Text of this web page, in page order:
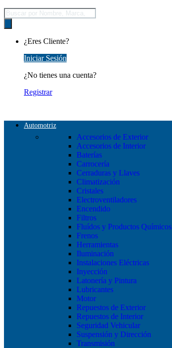
Búsqueda
de
productos
¿Eres Cliente?
Iniciar Sesión
¿No tienes una cuenta?
Registrar
Automotriz
Accesorios de Exterior
Accesorios de Interior
Baterías
Carrocería
Cerraduras y Llaves
Climatización
Cristales
Electroventiladores
Encendido
Filtros
Fluídos y Productos Químicos
Frenos
Herramientas
Iluminación
Instalaciones Eléctricas
Inyección
Latonería y Pintura
Lubricantes
Motor
Repuestos de Exterior
Repuestos de Interior
Seguridad Vehicular
Suspensión y Dirección
Transmisión